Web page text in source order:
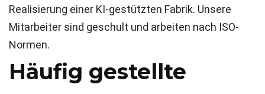
Realisierung einer KI-gestützten Fabrik. Unsere
Mitarbeiter sind geschult und arbeiten nach ISO-
Normen.
Häufig gestellte